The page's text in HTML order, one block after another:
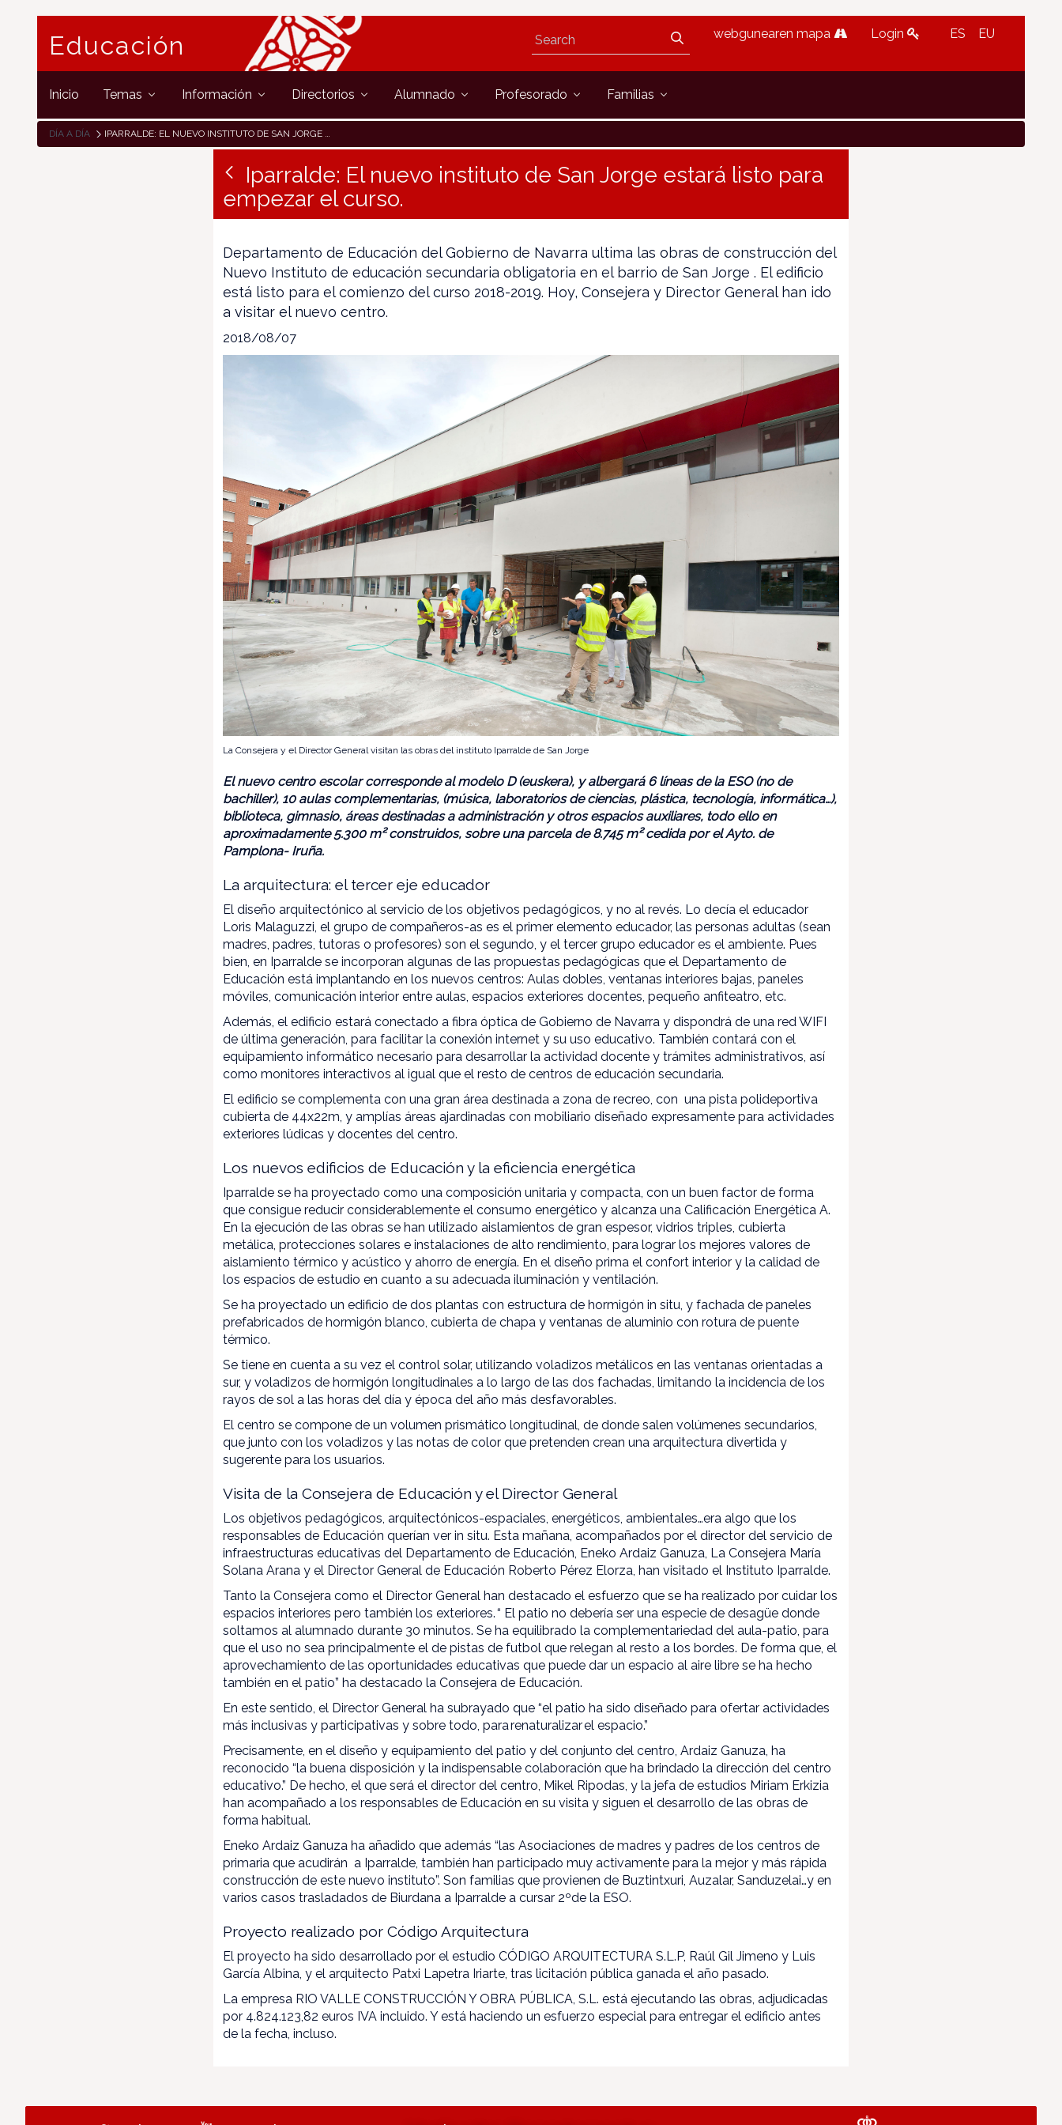
Educación webgunearen mapa Login ES EU
Inicio Temas Información Directorios Alumnado Profesorado Familias
DÍA A DÍA IPARRALDE: EL NUEVO INSTITUTO DE SAN JORGE ESTARÁ LISTO PARA EMPEZAR EL CURSO.
Iparralde: El nuevo instituto de San Jorge estará listo para
empezar el curso.
Departamento de Educación del Gobierno de Navarra ultima las obras de construcción del
Nuevo Instituto de educación secundaria obligatoria en el barrio de San Jorge . El edificio
está listo para el comienzo del curso 2018-2019. Hoy, Consejera y Director General han ido
a visitar el nuevo centro.
2018/08/07
La Consejera y el Director General visitan las obras del instituto Iparralde de San Jorge
El nuevo centro escolar corresponde al modelo D (euskera), y albergará 6 líneas de la ESO (no de
bachiller), 10 aulas complementarias, (música, laboratorios de ciencias, plástica, tecnología, informática…),
biblioteca, gimnasio, áreas destinadas a administración y otros espacios auxiliares, todo ello en
aproximadamente 5.300 m² construidos, sobre una parcela de 8.745 m² cedida por el Ayto. de
Pamplona- Iruña.
La arquitectura: el tercer eje educador
El diseño arquitectónico al servicio de los objetivos pedagógicos, y no al revés. Lo decía el educador
Loris Malaguzzi, el grupo de compañeros-as es el primer elemento educador, las personas adultas (sean
madres, padres, tutoras o profesores) son el segundo, y el tercer grupo educador es el ambiente. Pues
bien, en Iparralde se incorporan algunas de las propuestas pedagógicas que el Departamento de
Educación está implantando en los nuevos centros: Aulas dobles, ventanas interiores bajas, paneles
móviles, comunicación interior entre aulas, espacios exteriores docentes, pequeño anfiteatro, etc.
Además, el edificio estará conectado a fibra óptica de Gobierno de Navarra y dispondrá de una red WIFI
de última generación, para facilitar la conexión internet y su uso educativo. También contará con el
equipamiento informático necesario para desarrollar la actividad docente y trámites administrativos, así
como monitores interactivos al igual que el resto de centros de educación secundaria.
El edificio se complementa con una gran área destinada a zona de recreo, con una pista polideportiva
cubierta de 44x22m, y amplías áreas ajardinadas con mobiliario diseñado expresamente para actividades
exteriores lúdicas y docentes del centro.
Los nuevos edificios de Educación y la eficiencia energética
Iparralde se ha proyectado como una composición unitaria y compacta, con un buen factor de forma
que consigue reducir considerablemente el consumo energético y alcanza una Calificación Energética A.
En la ejecución de las obras se han utilizado aislamientos de gran espesor, vidrios triples, cubierta
metálica, protecciones solares e instalaciones de alto rendimiento, para lograr los mejores valores de
aislamiento térmico y acústico y ahorro de energía. En el diseño prima el confort interior y la calidad de
los espacios de estudio en cuanto a su adecuada iluminación y ventilación.
Se ha proyectado un edificio de dos plantas con estructura de hormigón in situ, y fachada de paneles
prefabricados de hormigón blanco, cubierta de chapa y ventanas de aluminio con rotura de puente
térmico.
Se tiene en cuenta a su vez el control solar, utilizando voladizos metálicos en las ventanas orientadas a
sur, y voladizos de hormigón longitudinales a lo largo de las dos fachadas, limitando la incidencia de los
rayos de sol a las horas del día y época del año más desfavorables.
El centro se compone de un volumen prismático longitudinal, de donde salen volúmenes secundarios,
que junto con los voladizos y las notas de color que pretenden crean una arquitectura divertida y
sugerente para los usuarios.
Visita de la Consejera de Educación y el Director General
Los objetivos pedagógicos, arquitectónicos-espaciales, energéticos, ambientales…era algo que los
responsables de Educación querían ver in situ. Esta mañana, acompañados por el director del servicio de
infraestructuras educativas del Departamento de Educación, Eneko Ardaiz Ganuza, La Consejera María
Solana Arana y el Director General de Educación Roberto Pérez Elorza, han visitado el Instituto Iparralde.
Tanto la Consejera como el Director General han destacado el esfuerzo que se ha realizado por cuidar los
espacios interiores pero también los exteriores. “ El patio no debería ser una especie de desagüe donde
soltamos al alumnado durante 30 minutos. Se ha equilibrado la complementariedad del aula-patio, para
que el uso no sea principalmente el de pistas de futbol que relegan al resto a los bordes. De forma que, el
aprovechamiento de las oportunidades educativas que puede dar un espacio al aire libre se ha hecho
también en el patio” ha destacado la Consejera de Educación.
En este sentido, el Director General ha subrayado que “el patio ha sido diseñado para ofertar actividades
más inclusivas y participativas y sobre todo, para renaturalizar el espacio.”
Precisamente, en el diseño y equipamiento del patio y del conjunto del centro, Ardaiz Ganuza, ha
reconocido “la buena disposición y la indispensable colaboración que ha brindado la dirección del centro
educativo.” De hecho, el que será el director del centro, Mikel Ripodas, y la jefa de estudios Miriam Erkizia
han acompañado a los responsables de Educación en su visita y siguen el desarrollo de las obras de
forma habitual.
Eneko Ardaiz Ganuza ha añadido que además “las Asociaciones de madres y padres de los centros de
primaria que acudirán a Iparralde, también han participado muy activamente para la mejor y más rápida
construcción de este nuevo instituto”. Son familias que provienen de Buztintxuri, Auzalar, Sanduzelai…y en
varios casos trasladados de Biurdana a Iparralde a cursar 2ºde la ESO.
Proyecto realizado por Código Arquitectura
El proyecto ha sido desarrollado por el estudio CÓDIGO ARQUITECTURA S.L.P, Raúl Gil Jimeno y Luis
García Albina, y el arquitecto Patxi Lapetra Iriarte, tras licitación pública ganada el año pasado.
La empresa RIO VALLE CONSTRUCCIÓN Y OBRA PÚBLICA, S.L. está ejecutando las obras, adjudicadas
por 4.824.123,82 euros IVA incluido. Y está haciendo un esfuerzo especial para entregar el edificio antes
de la fecha, incluso.